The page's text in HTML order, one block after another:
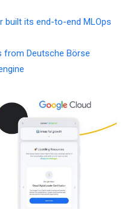
built its end-to-end MLOps
from Deutsche Börse